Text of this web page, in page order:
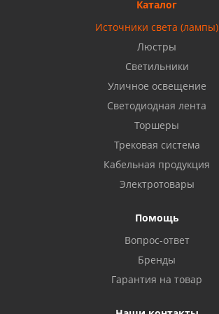
Бузулук, ул. Октябрьская, 24
Балаково, ул. Комарова, 55
Октябрьский, ул. Свердлова, 28
Азнакаево, ул. Булгар, 2. ТЦ "Акчарлак"
Стерлитамак, ул. Вокзальная, 13
Каталог
Источники света (лампы)
Люстры
Светильники
Уличное освещение
Светодиодная лента
Торшеры
Трековая система
Кабельная продукция
Электротовары
Помощь
Вопрос-ответ
Бренды
Гарантия на товар